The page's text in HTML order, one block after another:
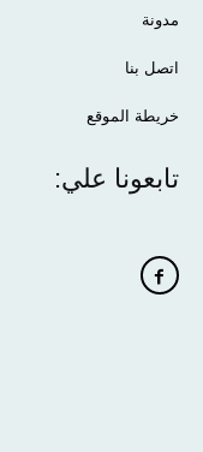
مدونة
اتصل بنا
خريطة الموقع
تابعونا علي: